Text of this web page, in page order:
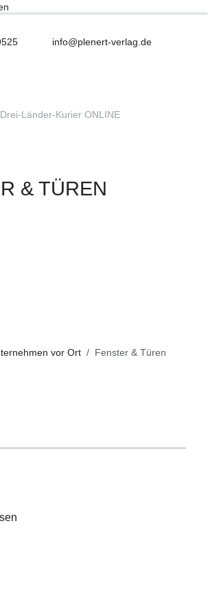
info@plenert-verlag.de
& TÜREN
vor Ort Fenster & Türen